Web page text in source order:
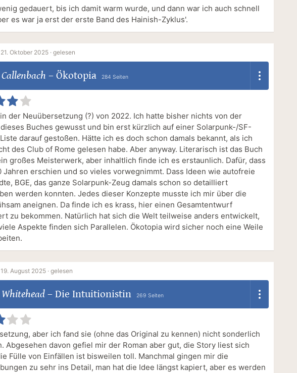
gedauert, bis ich damit warm wurde, und dann war ich auch schnell
es war ja erst der erste Band des Hainish-Zyklus'.
21. Oktober 2025 · gelesen
– Ökotopia 284 Seiten
der Neuübersetzung (?) von 2022. Ich hatte bisher nichts von der
Buches gewusst und bin erst kürzlich auf einer Solarpunk-/SF-
darauf gestoßen. Hätte ich es doch schon damals bekannt, als ich
des Club of Rome gelesen habe. Aber anyway. Literarisch ist das Buch
großes Meisterwerk, aber inhaltlich finde ich es erstaunlich. Dafür, dass
Jahren erschien und so vieles vorwegnimmt. Dass Ideen wie autofreie
BGE, das ganze Solarpunk-Zeug damals schon so detailliert
werden konnten. Jedes dieser Konzepte musste ich mir über die
aneignen. Da finde ich es krass, hier einen Gesamtentwurf
zu bekommen. Natürlich hat sich die Welt teilweise anders entwickelt,
Aspekte finden sich Parallelen. Ökotopia wird sicher noch eine Weile
19. August 2025 · gelesen
Whitehead– Die Intuitionistin 269 Seiten
aber ich fand sie (ohne das Original zu kennen) nicht sonderlich
Abgesehen davon gefiel mir der Roman aber gut, die Story liest sich
Fülle von Einfällen ist bisweilen toll. Manchmal gingen mir die
zu sehr ins Detail, man hat die Idee längst kapiert, aber es werden